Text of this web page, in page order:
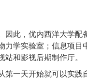
此，优内西洋大学配
学实验室；信息项目
和影视后期制作厅。
一天开始就可以实践